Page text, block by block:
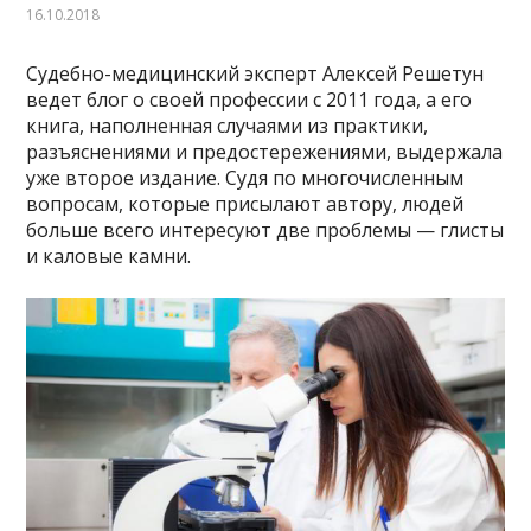
16.10.2018
Судебно-медицинский эксперт Алексей Решетун
ведет блог о своей профессии с 2011 года, а его
книга, наполненная случаями из практики,
разъяснениями и предостережениями, выдержала
уже второе издание. Судя по многочисленным
вопросам, которые присылают автору, людей
больше всего интересуют две проблемы — глисты
и каловые камни.